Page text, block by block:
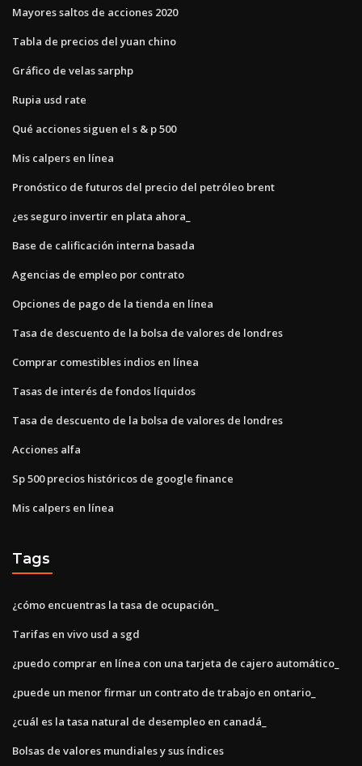
Mayores saltos de acciones 2020
Tabla de precios del yuan chino
Gráfico de velas sarphp
Rupia usd rate
Qué acciones siguen el s & p 500
Mis calpers en línea
Pronóstico de futuros del precio del petróleo brent
¿es seguro invertir en plata ahora_
Base de calificación interna basada
Agencias de empleo por contrato
Opciones de pago de la tienda en línea
Tasa de descuento de la bolsa de valores de londres
Comprar comestibles indios en línea
Tasas de interés de fondos líquidos
Tasa de descuento de la bolsa de valores de londres
Acciones alfa
Sp 500 precios históricos de google finance
Mis calpers en línea
Tags
¿cómo encuentras la tasa de ocupación_
Tarifas en vivo usd a sgd
¿puedo comprar en línea con una tarjeta de cajero automático_
¿puede un menor firmar un contrato de trabajo en ontario_
¿cuál es la tasa natural de desempleo en canadá_
Bolsas de valores mundiales y sus índices